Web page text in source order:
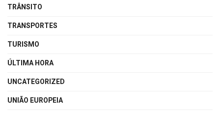
TRÂNSITO
TRANSPORTES
TURISMO
ÚLTIMA HORA
UNCATEGORIZED
UNIÃO EUROPEIA